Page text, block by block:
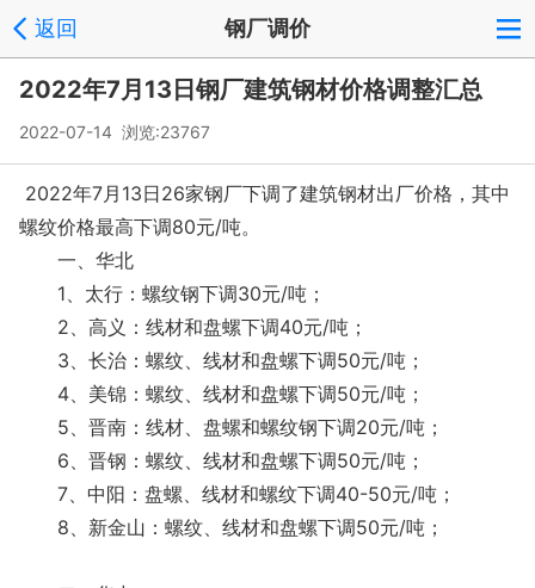
返回 钢厂调价
2022年7月13日钢厂建筑钢材价格调整汇总
2022-07-14 浏览:23767
2022年7月13日26家钢厂下调了建筑钢材出厂价格，其中
螺纹价格最高下调80元/吨。
一、华北
1、太行：螺纹钢下调30元/吨；
2、高义：线材和盘螺下调40元/吨；
3、长治：螺纹、线材和盘螺下调50元/吨；
4、美锦：螺纹、线材和盘螺下调50元/吨；
5、晋南：线材、盘螺和螺纹钢下调20元/吨；
6、晋钢：螺纹、线材和盘螺下调50元/吨；
7、中阳：盘螺、线材和螺纹下调40-50元/吨；
8、新金山：螺纹、线材和盘螺下调50元/吨；